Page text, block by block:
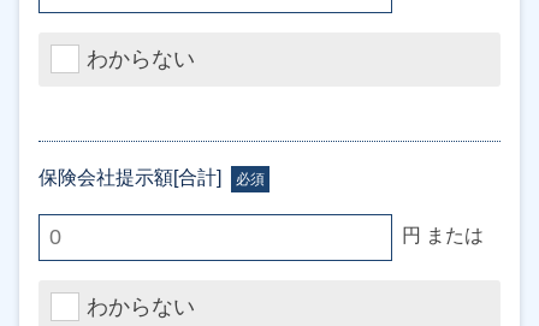
わからない
保険会社提示額[合計] 必須
円 または
わからない